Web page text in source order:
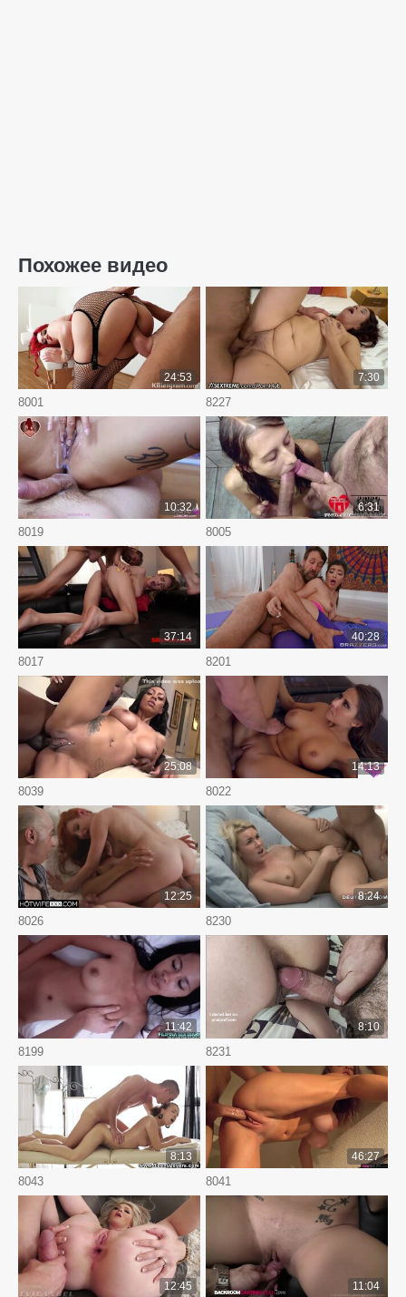
Похожее видео
8001
24:53
8227
7:30
8019
10:32
8005
6:31
8017
37:14
8201
40:28
8039
25:08
8022
14:13
8026
12:25
8230
8:24
8199
11:42
8231
8:10
8043
8:13
8041
46:27
12:45 11:04